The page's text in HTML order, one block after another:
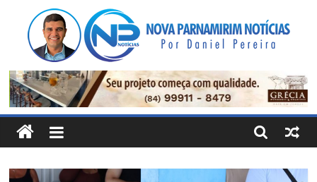
conteúdo
Nova
Parnamirim
Notícias